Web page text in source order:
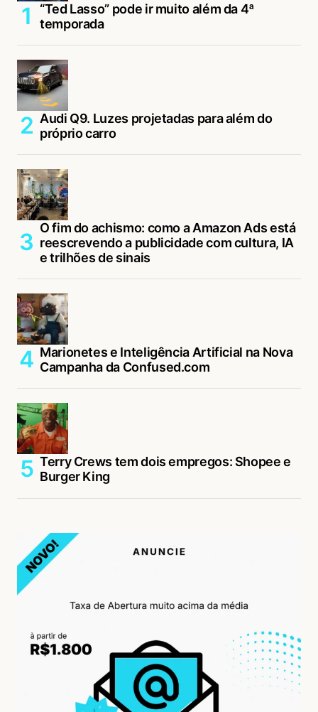
“Ted Lasso” pode ir muito além da 4ª
temporada
Audi Q9. Luzes projetadas para além do
próprio carro
O fim do achismo: como a Amazon Ads está
reescrevendo a publicidade com cultura, IA
e trilhões de sinais
Marionetes e Inteligência Artificial na Nova
Campanha da Confused.com
Terry Crews tem dois empregos: Shopee e
Burger King